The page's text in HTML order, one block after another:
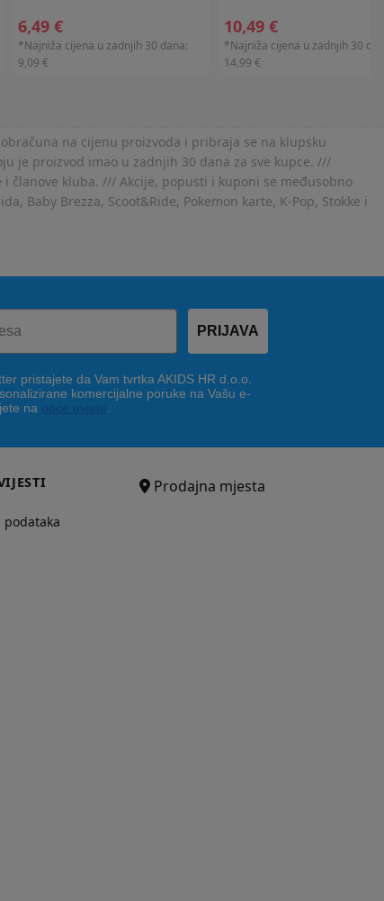
6,49 €
*Najniža cijena u zadnjih 30 dana:
9,09 €
10,49 €
*Najniža cijena u zadnjih 30
14,99 €
na cijenu proizvoda i pribraja se na klupsku
je proizvod imao u zadnjih 30 dana za sve kupce. ///
i članove kluba. /// Akcije, popusti i kuponi se međusobno
Baby Brezza, Scoot&Ride, Pokemon karte, K-Pop, Stokke i
PRIJAVA
pristajete da Vam tvrtka AKIDS HR d.o.o.
komercijalne poruke na Vašu e-
na
.
Prodajna mjesta